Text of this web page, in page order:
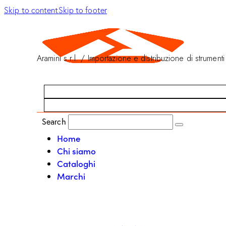
Skip to contentSkip to footer
Aramini s.r.l. / Importazione e distribuzione di strumenti
Search
Home
Chi siamo
Cataloghi
Marchi